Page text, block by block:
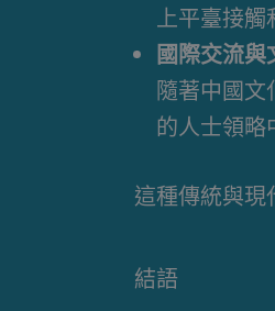
上平臺接觸
國際交流
隨著中國
的人士領略
這種傳統與現
結語